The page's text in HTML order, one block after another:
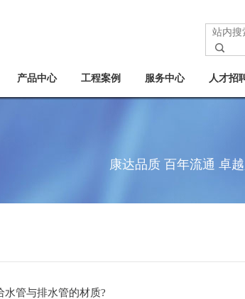
产品中心 工程案例 服务中心 人才招
康达品质 百年流通 卓
水管与排水管的材质?